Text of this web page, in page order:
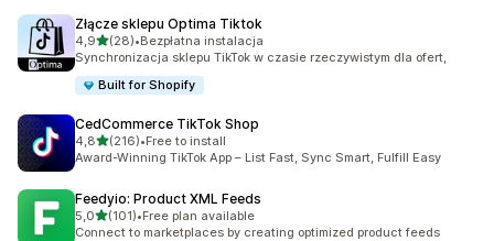
Złącze sklepu Optima Tiktok
4,9na 5 gwiazdek
(28)
Łączna liczba recenzji: 28
•Bezpłatna instalacja
Synchronizacja sklepu TikTok w czasie rzeczywistym dla ofert,
Built for Shopify
CedCommerce TikTok Shop
4,8na 5 gwiazdek
(216)
Łączna liczba recenzji: 216
•Free to install
Award-Winning TikTok App – List Fast, Sync Smart, Fulfill Easy
Feedyio: Product XML Feeds
5,0na 5 gwiazdek
(101)
Łączna liczba recenzji: 101
•Free plan available
Connect to marketplaces by creating optimized product feeds